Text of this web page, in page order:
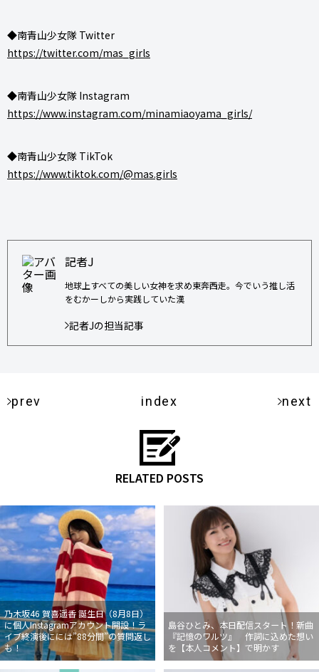
◆南青山少女隊 Twitter
https://twitter.com/mas_girls
◆南青山少女隊 Instagram
https://www.instagram.com/minamiaoyama_girls/
◆南青山少女隊 TikTok
https://www.tiktok.com/@mas.girls
記者J
地球上すべての美しい女神を求め東奔西走。今でいう推し活
をむかーしから実践していた漢
記者Jの担当記事
prev index next
RELATED POSTS
乃木坂46 賀喜遥香 誕生日（8月8日）
に個人Instagramアカウント開設！ラ
イブ終演後にには”88分間”の質問返し
も！
島谷ひとみ、本日配信スタート！新曲
『記憶のワルツ』 作詞に込めた想い
を【本人コメント】で明かす